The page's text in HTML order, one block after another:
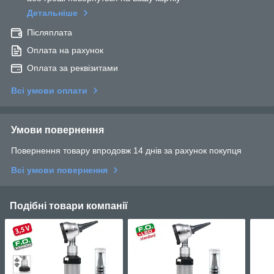
Детальніше
Післяплата
Оплата на рахунок
Оплата за реквізитами
Всі умови оплати
Умови повернення
Повернення товару впродовж 14 днів за рахунок покупця
Всі умови повернення
Подібні товари компанії